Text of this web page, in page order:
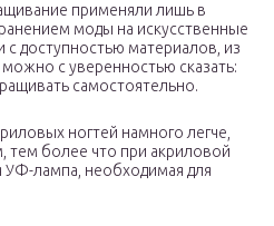
применяли лишь в
моды на искусственные
с доступностью материалов, из
с уверенностью сказать:
самостоятельно.
ногтей намного легче,
тем более что при акриловой
УФ-лампа, необходимая для